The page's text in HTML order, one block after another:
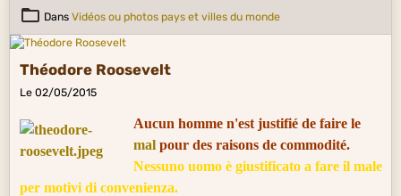
Dans Vidéos ou photos pays et villes du monde
Théodore Roosevelt
Le 02/05/2015
Aucun homme n'est justifié de faire le
malpour des raisons de commodité.
Nessuno uomo è giustificato a fare il male
per motivi di convenienza.